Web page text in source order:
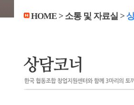
HOME > 소통 및 자료실 >